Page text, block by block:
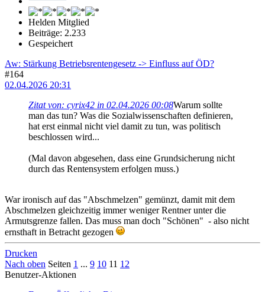
Helden Mitglied
Beiträge: 2.233
Gespeichert
Aw: Stärkung Betriebsrentengesetz -> Einfluss auf ÖD?
#164
02.04.2026 20:31
Zitat von: cyrix42 in 02.04.2026 00:08Warum sollte
man das tun? Was die Sozialwissenschaften definieren,
hat erst einmal nicht viel damit zu tun, was politisch
beschlossen wird...
(Mal davon abgesehen, dass eine Grundsicherung nicht
durch das Rentensystem erfolgen muss.)
War ironisch auf das "Abschmelzen" gemünzt, damit mit dem
Abschmelzen gleichzeitig immer weniger Rentner unter die
Armutsgrenze fallen. Das muss man doch "Schönen" - also nicht
ernsthaft in Betracht gezogen
Drucken
Nach oben Seiten 1 ... 9 10 11 12
Benutzer-Aktionen